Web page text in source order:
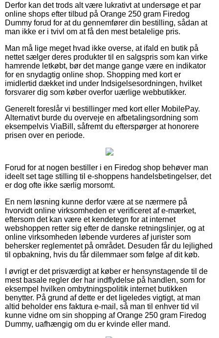
Derfor kan det trods alt være lukrativt at undersøge et par
online shops efter tilbud på Orange 250 gram Firedog
Dummy forud for at du gennemfører din bestilling, sådan at
man ikke er i tvivl om at få den mest betalelige pris.
Man må lige meget hvad ikke overse, at ifald en butik på
nettet sælger deres produkter til en salgspris som kan virke
hamrende letkøbt, bør det mange gange være en indikator
for en snydagtig online shop. Shopping med kort er
imidlertid dækket ind under Indsigelsesordningen, hvilket
forsvarer dig som køber overfor uærlige webbutikker.
Generelt foreslår vi bestillinger med kort eller MobilePay.
Alternativt burde du overveje en afbetalingsordning som
eksempelvis ViaBill, såfremt du efterspørger at honorere
prisen over en periode.
Forud for at nogen bestiller i en Firedog shop behøver man
ideelt set tage stilling til e-shoppens handelsbetingelser, det
er dog ofte ikke særlig morsomt.
En nem løsning kunne derfor være at se nærmere på
hvorvidt online virksomheden er verificeret af e-mærket,
eftersom det kan være et kendetegn for at internet
webshoppen retter sig efter de danske retningslinjer, og at
online virksomheden løbende vurderes af jurister som
behersker reglementet på området. Desuden får du lejlighed
til opbakning, hvis du får dilemmaer som følge af dit køb.
I øvrigt er det prisværdigt at køber er hensynstagende til de
mest basale regler der har indflydelse på handlen, som for
eksempel hvilken ombytningspolitik internet butikken
benytter. På grund af dette er det ligeledes vigtigt, at man
altid beholder ens faktura e-mail, så man til enhver tid vil
kunne vidne om sin shopping af Orange 250 gram Firedog
Dummy, uafhængig om du er kvinde eller mand.